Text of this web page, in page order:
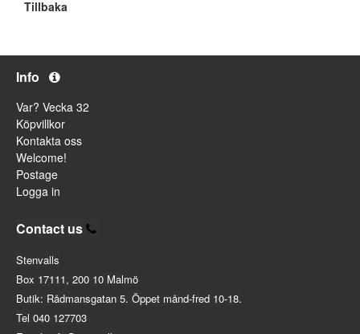
Tillbaka
Info
Var? Vecka 32
Köpvillkor
Kontakta oss
Welcome!
Postage
Logga in
Contact us
Stenvalls
Box 17111, 200 10 Malmö
Butik: Rådmansgatan 5. Öppet månd-fred 10-18.
Tel 040 127703